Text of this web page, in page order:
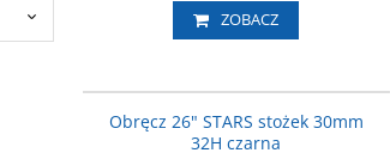
ZOBACZ
Obręcz 26" STARS stożek 30mm
32H czarna